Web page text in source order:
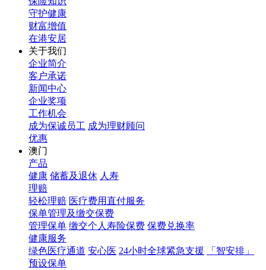
守护健康
财富增值
在港安居
关于我们
企业简介
客户承诺
新闻中心
企业奖项
工作机会
成为保诚员工 成为理财顾问
优惠
澳门
产品
健康 储蓄及退休 人寿
理赔
轻松理赔 医疗费用直付服务
保单管理及缴交保费
管理保单 缴交个人寿险保费 保费兑换率
健康服务
绿色医疗通道 安心医 24小时全球紧急支援
「智安排」
预设保单